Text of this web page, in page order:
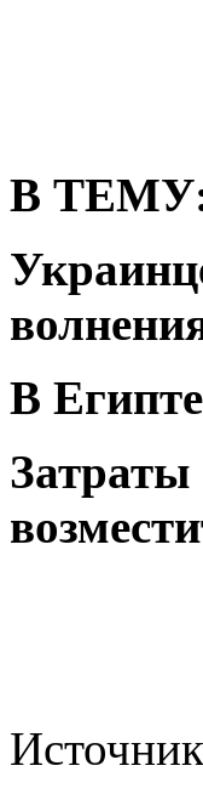
В
В
Источник